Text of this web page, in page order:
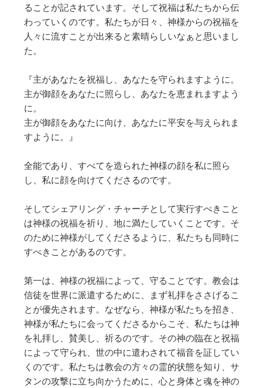
ることが記されています。そして祝福は私たちから伝
わっていくのです。私たちが日々、神様からの祝福を
人々に流すことが出来ると素晴らしいなぁと思いまし
た。
『主があなたを祝福し、あなたを守られますように。
主が御顔をあなたに照らし、あなたを恵まれますよう
に。
主が御顔をあなたに向け、あなたに平安を与えられま
すように。』
全能であり、すべてを造られた神様の顔を私に照ら
し、私に顔を向けてくださるのです。
そしてシェアリング・チャーチとして実行すべきこと
は神様の祝福を祈り、地に満たしていくことです。そ
のために神様がしてくださるように、私たちも同時に
すべきことがあるのです。
第一は、神様の祝福によって、守ることです。教会は
信徒を世界に派遣するために、まず礼拝をささげるこ
とが優先されます。なぜなら、神様が私たちを招き、
神様が私たちに会ってくださるからこそ、私たちは神
を礼拝し、賛美し、祈るのです。その神の臨在と祝福
によって守られ、世の中に遣わされて福音を証してい
くのです。私たちは教会の方々の霊的状態を知り、サ
タンの攻撃に立ち向かうために、心と身体と魂を神の